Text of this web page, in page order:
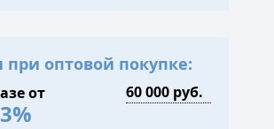
при оптовой покупке:
от
3%